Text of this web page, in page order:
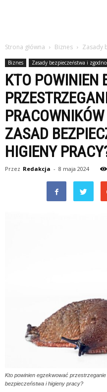
Strona główna Biznes Zasady
Biznes Zasady bezpieczeństwa i
KTO POWINIEN
ZASAD
HIGIENY
Przez Redakcja - 8 maja 2024
Kto powinien egzekwować
bezpieczeństwa i higieny pracy?